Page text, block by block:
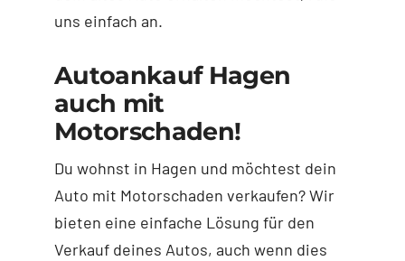
uns einfach an.
Autoankauf Hagen
auch mit
Motorschaden!
Du wohnst in Hagen und möchtest dein
Auto mit Motorschaden verkaufen? Wir
bieten eine einfache Lösung für den
Verkauf deines Autos, auch wenn dies